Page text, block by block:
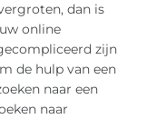
dan is
online
zijn
de hulp van een
naar een
naar